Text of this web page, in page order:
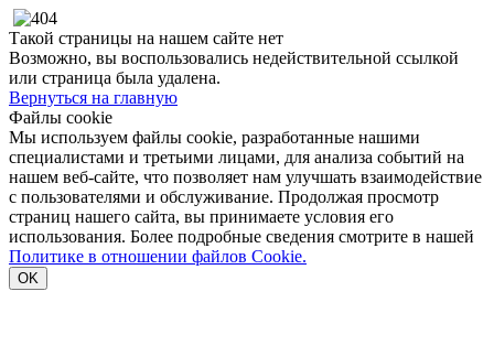
Такой страницы на нашем сайте нет
Возможно, вы воспользовались недействительной ссылкой
или страница была удалена.
Вернуться на главную
Файлы cookie
Мы используем файлы cookie, разработанные нашими
специалистами и третьими лицами, для анализа событий на
нашем веб-сайте, что позволяет нам улучшать взаимодействие
с пользователями и обслуживание. Продолжая просмотр
страниц нашего сайта, вы принимаете условия его
использования. Более подробные сведения смотрите в нашей
Политике в отношении файлов Cookie.
OK